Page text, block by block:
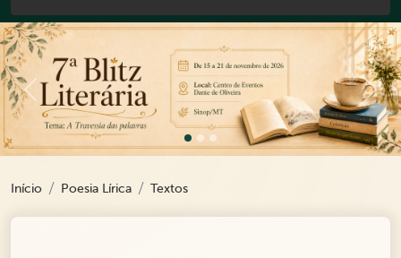
Previous
Início Poesia Lírica Textos